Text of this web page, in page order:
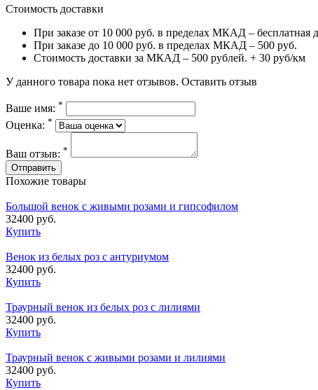
Стоимость доставки
При заказе от 10 000 руб. в пределах МКАД – бесплатная
При заказе до 10 000 руб. в пределах МКАД – 500 руб.
Стоимость доставки за МКАД – 500 рублей. + 30 руб/км
У данного товара пока нет отзывов. Оставить отзыв
Ваше имя: *
Оценка: *
Ваш отзыв: *
Похожие товары
Большой венок с живыми розами и гипсофилом
32400 руб.
Купить
Венок из белых роз с антуриумом
32400 руб.
Купить
Траурный венок из белых роз с лилиями
32400 руб.
Купить
Траурный венок с живыми розами и лилиями
32400 руб.
Купить